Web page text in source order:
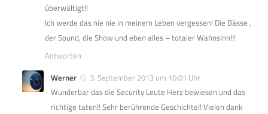
überwältigt!!
Ich werde das nie nie in meinem Leben vergessen! Die Bässe ,
der Sound, die Show und eben alles – totaler Wahnsinn!!!
Antworten
Werner
3. September 2013 um 10:01 Uhr
Wunderbar das die Security Leute Herz bewiesen und das
richtige taten!! Sehr berührende Geschichte!! Vielen dank